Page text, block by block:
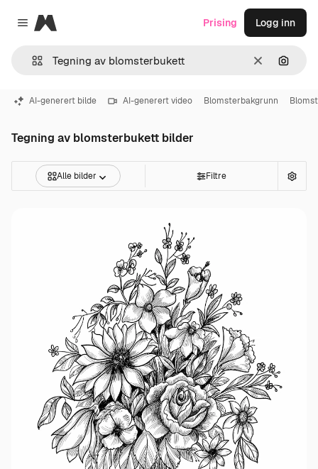
Close menu
Magnific
Slett Søk
Prising Logg inn
AI-generert bilde AI-generert video Blomsterbakgrunn
Tegning av blomsterbukett bilder
Alle bilder Filtre